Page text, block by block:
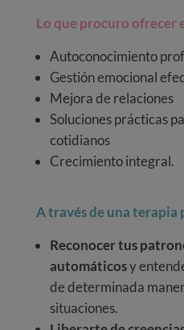
Lo que procuro ofrecer
Autoconocimiento
Gestión emocional
Mejora de relaciones
Soluciones prácticas
cotidianos
Crecimiento integral.
A través de una terapia
Reconocer tus
automáticosy
de determinada
situaciones.